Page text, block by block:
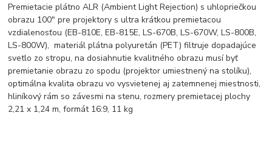
Premietacie plátno ALR (Ambient Light Rejection) s uhlopriečkou
obrazu 100" pre projektory s ultra krátkou premietacou
vzdialenosťou (EB-810E, EB-815E, LS-670B, LS-670W, LS-800B,
LS-800W), materiál plátna polyuretán (PET) filtruje dopadajúce
svetlo zo stropu, na dosiahnutie kvalitného obrazu musí byť
premietanie obrazu zo spodu (projektor umiestnený na stolíku),
optimálna kvalita obrazu vo vysvietenej aj zatemnenej miestnosti,
hliníkový rám so závesmi na stenu, rozmery premietacej plochy
2,21 x 1,24 m, formát 16:9, 11 kg